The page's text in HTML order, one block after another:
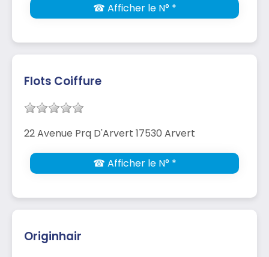
☎ Afficher le N° *
Flots Coiffure
22 Avenue Prq D'Arvert 17530 Arvert
☎ Afficher le N° *
Originhair